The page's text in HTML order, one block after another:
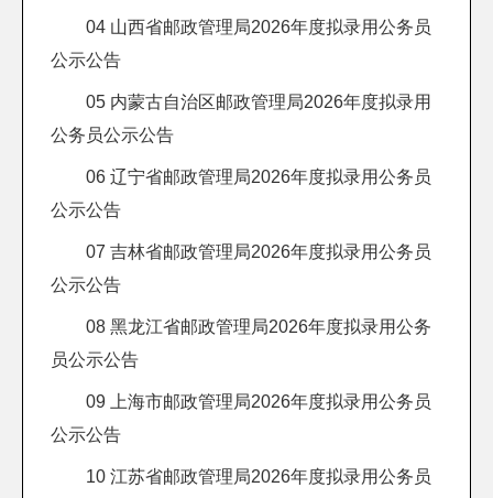
04 山西省邮政管理局2026年度拟录用公务员
公示公告
05 内蒙古自治区邮政管理局2026年度拟录用
公务员公示公告
06 辽宁省邮政管理局2026年度拟录用公务员
公示公告
07 吉林省邮政管理局2026年度拟录用公务员
公示公告
08 黑龙江省邮政管理局2026年度拟录用公务
员公示公告
09 上海市邮政管理局2026年度拟录用公务员
公示公告
10 江苏省邮政管理局2026年度拟录用公务员